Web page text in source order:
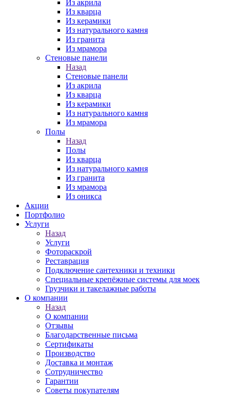
Из акрила
Из кварца
Из керамики
Из натурального камня
Из гранита
Из мрамора
Стеновые панели
Назад
Стеновые панели
Из акрила
Из кварца
Из керамики
Из натурального камня
Из мрамора
Полы
Назад
Полы
Из кварца
Из натурального камня
Из гранита
Из мрамора
Из оникса
Акции
Портфолио
Услуги
Назад
Услуги
Фотораскрой
Реставрация
Подключение сантехники и техники
Специальные крепёжные системы для моек
Грузчики и такелажные работы
О компании
Назад
О компании
Отзывы
Благодарственные письма
Сертификаты
Производство
Доставка и монтаж
Сотрудничество
Гарантии
Советы покупателям